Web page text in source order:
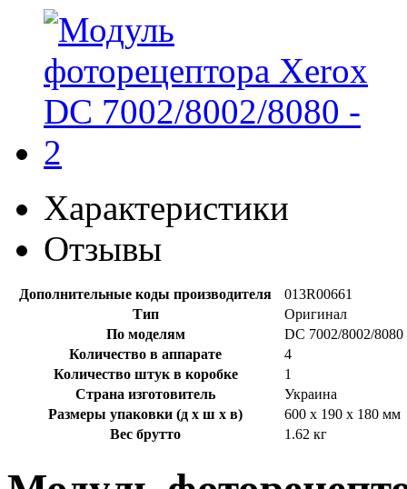
Характеристики
Отзывы
Дополнительные коды производителя
013R00661
Тип
Оригинал
По моделям
DC 7002/8002/8080
Количество в аппарате
4
Количество штук в коробке
1
Страна изготовитель
Украина
Размеры упаковки (д х ш х в)
600 x 190 x 180 мм
Вес брутто
1.62 кг